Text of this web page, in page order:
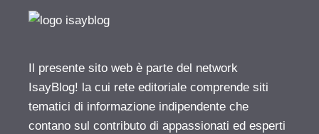
Il presente sito web è parte del network
IsayBlog! la cui rete editoriale comprende siti
tematici di informazione indipendente che
contano sul contributo di appassionati ed esperti